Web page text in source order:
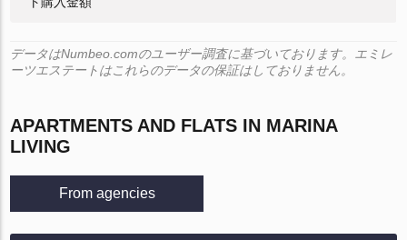
データはNumbeo.comのユーザー調査に基づいております。エミレ
ーツエステートはこれらのデータの保証はしておりません。
APARTMENTS AND FLATS IN MARINA
LIVING
From agencies